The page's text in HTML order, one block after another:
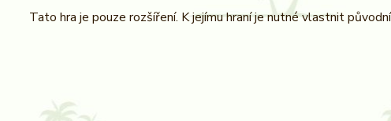
Tato hra je pouze rozšíření. K jejímu hraní je nutné vlastnit